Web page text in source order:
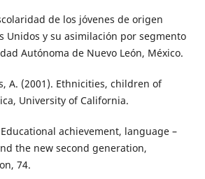
de los jóvenes de origen
Unidos y su asimilación por segmento
Autónoma de Nuevo León, México.
A. (2001). Ethnicities, children of
University of California.
achievement, language –
the new second generation,
74.